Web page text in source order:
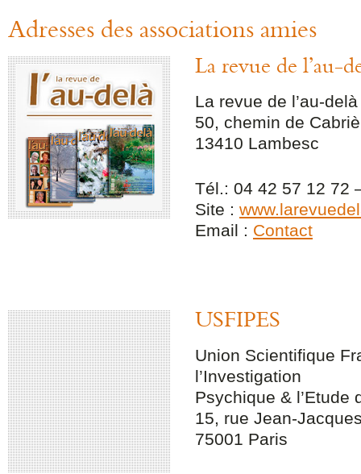
Adresses des associations amies
La revue de l’au-
La revue de l’au-delà
50, chemin de
13410 Lambesc
Tél.: 04 42 57 12 72
Site :
Email : Contact
USFIPES
Union Scientifique
l’Investigation
Psychique & l’Etude
15, rue Jean-
75001 Paris